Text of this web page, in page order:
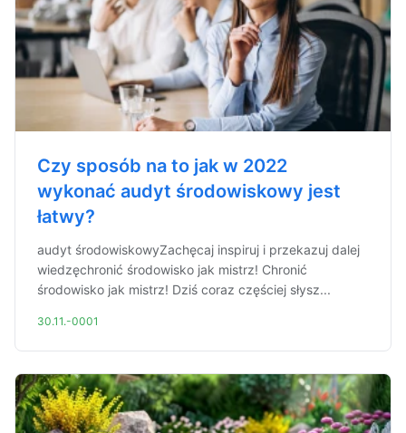
Czy sposób na to jak w 2022
wykonać audyt środowiskowy jest
łatwy?
audyt środowiskowyZachęcaj inspiruj i przekazuj dalej
wiedzęchronić środowisko jak mistrz! Chronić
środowisko jak mistrz! Dziś coraz częściej słysz...
30.11.-0001